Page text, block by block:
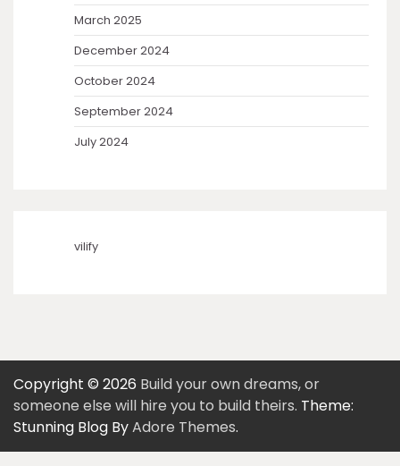
March 2025
December 2024
October 2024
September 2024
July 2024
vilify
Copyright © 2026 Build your own dreams, or
someone else will hire you to build theirs. Theme:
Stunning Blog ByAdore Themes.